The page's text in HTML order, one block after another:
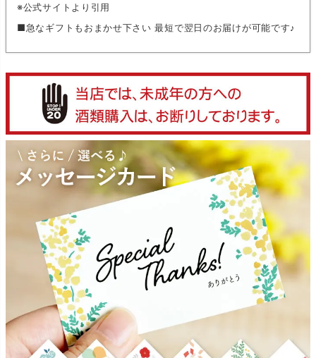
※公式サイトより引用
■急なギフトもおまかせ下さい 最短で翌日のお届けが可能です♪